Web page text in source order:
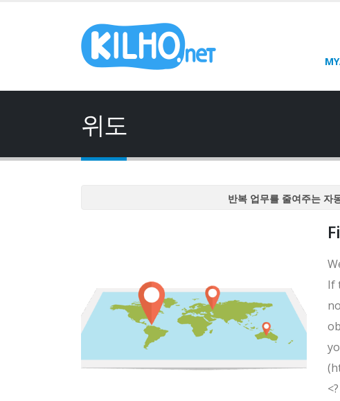
위도
반복 업무를 줄여주는 자
반복 업무를 줄여주는
반복 업무를 줄여주는
반복 업무를 줄여주는 If